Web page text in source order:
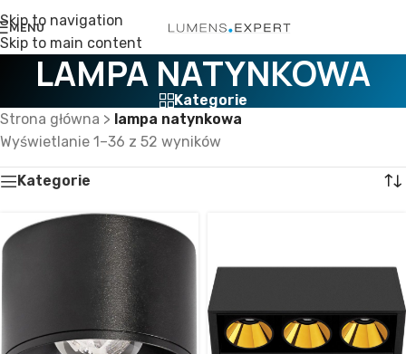
Skip to navigation
Skip to main content
MENU
LAMPA NATYNKOWA
Kategorie
Strona główna > lampa natynkowa
Wyświetlanie 1–36 z 52 wyników
Kategorie